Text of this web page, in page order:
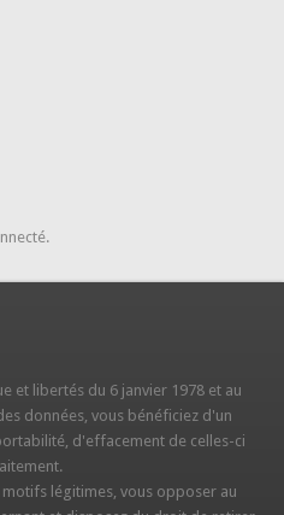
et libertés du 6 janvier 1978 et au
données, vous bénéficiez d'un
d'effacement de celles-ci
légitimes, vous opposer au